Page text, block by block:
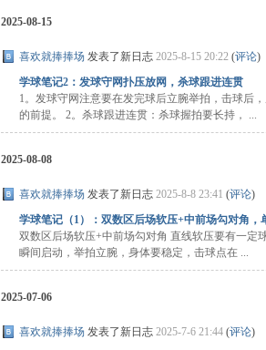
2025-08-15
喜欢就捧捧场 发表了新日志 2025-8-15 20:22 (评论)
学球笔记2：发球守网扑压放网，杀球跟进连贯
1。发球守网注意要在发完球后立腕举拍，击球后
的前提。 2。杀球跟进连贯：杀球握拍要长持， ...
2025-08-08
喜欢就捧捧场 发表了新日志 2025-8-8 23:41 (评论)
学球笔记（1）：双数区后场软压+中前场勾对角，
双数区后场软压+中前场勾对角 直线软压要有一定
瞬间启动，举拍立腕，身体要稳定，击球点在 ...
2025-07-06
喜欢就捧捧场 发表了新日志 2025-7-6 21:44 (评论)